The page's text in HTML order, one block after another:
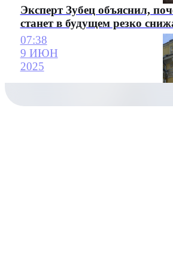
Эксперт Зубец объяснил,
станет в будущем резко
07:38
9 ИЮН
2025